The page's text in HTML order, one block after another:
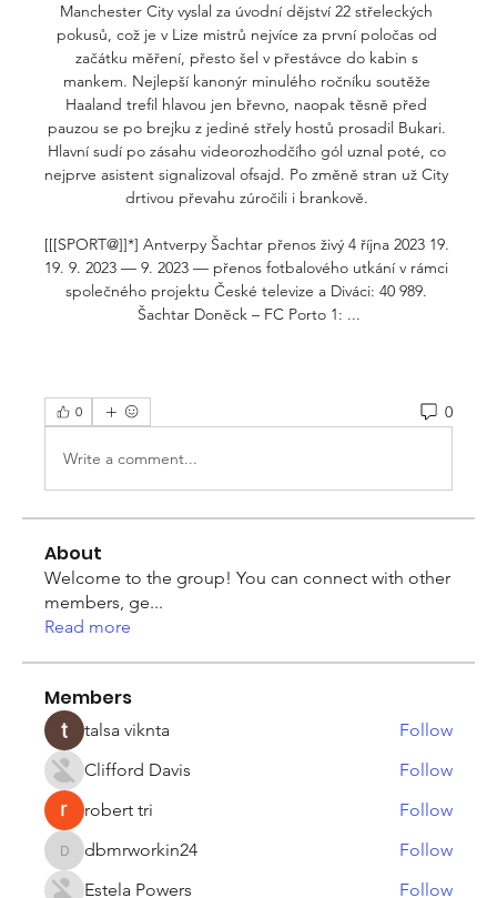
Manchester City vyslal za úvodní dějství 22 střeleckých
pokusů, což je v Lize mistrů nejvíce za první poločas od
začátku měření, přesto šel v přestávce do kabin s
mankem. Nejlepší kanonýr minulého ročníku soutěže
Haaland trefil hlavou jen břevno, naopak těsně před
pauzou se po brejku z jediné střely hostů prosadil Bukari.
Hlavní sudí po zásahu videorozhodčího gól uznal poté, co
nejprve asistent signalizoval ofsajd. Po změně stran už City
drtivou převahu zúročili i brankově.
[[[SPORT@]]*] Antverpy Šachtar přenos živý 4 října 2023 19.
19. 9. 2023 — 9. 2023 — přenos fotbalového utkání v rámci
společného projektu České televize a Diváci: 40 989.
Šachtar Doněck – FC Porto 1: ...
0 0
Write a comment...
About
Welcome to the group! You can connect with other
members, ge...
Read more
Members
talsa viknta
Follow
Clifford Davis
Follow
robert tri
Follow
dbmrworkin24
dbmrworkin24
Follow
Estela Powers
Follow